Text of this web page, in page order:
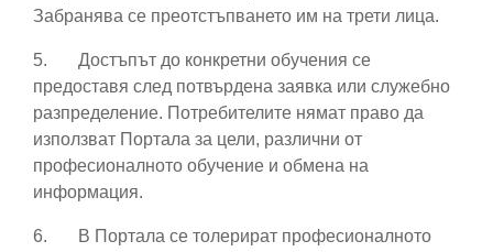
Забранява се преотстъпването им на трети лица.
5. Достъпът до конкретни обучения се
предоставя след потвърдена заявка или служебно
разпределение. Потребителите нямат право да
използват Портала за цели, различни от
професионалното обучение и обмена на
информация.
6.
В Портала се толерират професионалното